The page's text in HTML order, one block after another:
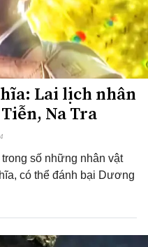
Lai lịch nhân
Na Tra
số những nhân vật
có thể đánh bại Dương